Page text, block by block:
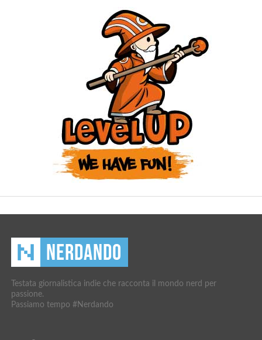
Testata giornalistica indie che racconta il mondo nerd per
passione.
Passiamo tempo #Nerdando